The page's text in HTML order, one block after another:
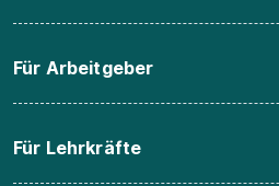
Für Arbeitgeber
Für Lehrkräfte